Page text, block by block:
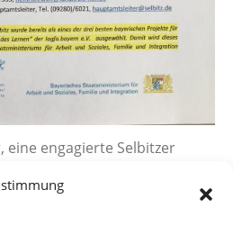
eine engagierte Selbitzer
Stadt Selbitz.